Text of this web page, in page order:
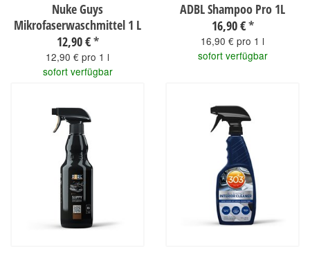
Nuke Guys
Mikrofaserwaschmittel 1 L
12,90 €*
12,90 € pro 1 l
sofort verfügbar
ADBL Shampoo Pro 1L
16,90 €*
16,90 € pro 1 l
sofort verfügbar